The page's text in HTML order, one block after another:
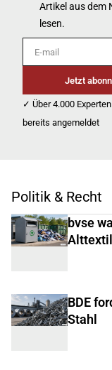
Artikel aus dem
lesen.
E-mail
Jetzt
✓ Über 4.000
bereits angemeldet
Politik & Recht
bvse
BDE
Stahl